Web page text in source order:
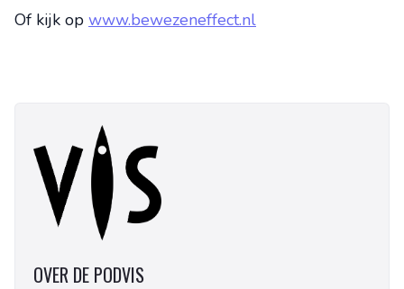
Of kijk op www.bewezeneffect.nl
OVER DE PODVIS